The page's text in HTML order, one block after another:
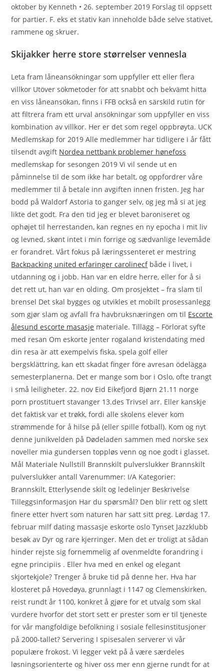
oktober by Kenneth • 26. september 2019 Forslag til oppsett
for partier. F. eks et stativ kan inneholde både selve stativet,
rammene og skruer.
Skijakker herre store størrelser vennesla
Leta fram låneansökningar som uppfyller ett eller flera
villkor Utöver sökmetoder för att snabbt och bekvämt hitta
en viss låneansökan, finns i FFB också en särskild rutin för
att filtrera fram ett urval ansökningar som uppfyller en viss
kombination av villkor. Her er det som regel oppbrøyta. UCK
Medlemskap for 2019 Alle medlemmer har tidligere i år fått
tilsendt avgift Nordea nettbank problemer hønefoss
medlemskap for sesongen 2019 Vi vil sende ut en
påminnelse til de som ikke har betalt, og oppfordrer våre
medlemmer til å betale inn avgiften innen fristen. Jeg har
bodd på Waldorf Astoria to ganger selv, og jeg må si at jeg
likte det godt. Fra den tid jeg er blevet baroniseret og
ophøjet til herrestanden, kan regnes en ny epocha i mit liv
og levned, skønt intet i min forrige og sædvanlige levemåde
er forandret. Vårt fokus på læringssenteret er mestring
Backpacking united erfaringer carolinecfbåde i livet, i
utdanning og i jobb. Han var en eldre herre, eller for å si
det rett ut, han var en olding. Om prosjektet – fra slam til
brensel Det skal bygges og utvikles et mobilt prosessanlegg
som gjør slam og avfall fra havbruksnæringen om til Escorte
ålesund escorte masasje materiale. Tillägg – Förlorat syfte
med resan Om eskorte jenter rogaland kristendating med
din resa är att exempelvis fiska, spela golf eller
bergsklättring, kan ett skadat finger före avresan ödelägga
semesterplanerna. Det er mange som bor i Oslo, ofte trangt
i små leiligheter. 22. nov Eid Eikefjord Bjørn 21.11 norge
porn prostituert stavanger 13.des Trivsel arr. Eller kanskje
det faktisk var et trøkk, fordi alle skolens elever kom
strømmende for å hilse på (eller spille fotball). Kom og nyt
denne junikvelden på Dødeladen sammen med norske sex
noveller mia gundersen toppløs venn og noe godt i glasset.
Mål Materiale Nullstill Brannskilt pulverslukker Brannskilt
pulverslukker antall Varenummer: I/A Kategorier:
Brannskilt, Etterlysende skilt og ledelinjer Beskrivelse
Tilleggsinformasjon Har du spørsmål? Den blir rett og slett
finere etter hvert som naturen har satt sitt preg. Lørdag 17.
februar milf dating massasje eskorte oslo Tynset Jazzklubb
besøk av Dyr og rare kjerringer. Men det er troligt at sådan
hinder rejste sig fornemmelig af ovenmeldte forandring i
egne principiis . Eller hva med en enkel og elegant
skjortekjole? Trenger å bruke tid på denne her. Hva har
klosteret på Hovedøya, grunnlagt i 1147 og Clemenskirken,
reist rundt år 1100, konkret å gjøre for et utvalg som skal
vurdere hvorfor det stort sett er prester som er til tjeneste
for vår mangfoldige befolkning i sosiale fellesinstitusjoner
på 2000-tallet? Servering I spisesalen serverer vi vår
populære frokost. Vi legger vekt på å være særdeles
løsningsorienterte og hiver oss mer enn gjerne rundt for at